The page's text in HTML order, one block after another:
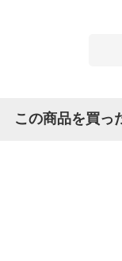
この商品を買っ